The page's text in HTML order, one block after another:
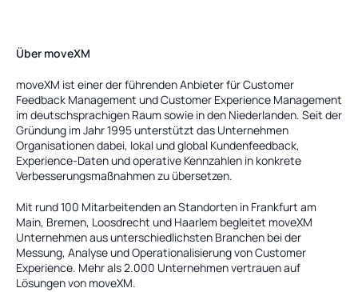
Über moveXM
moveXM ist einer der führenden Anbieter für Customer
Feedback Management und Customer Experience Management
im deutschsprachigen Raum sowie in den Niederlanden. Seit der
Gründung im Jahr 1995 unterstützt das Unternehmen
Organisationen dabei, lokal und global Kundenfeedback,
Experience-Daten und operative Kennzahlen in konkrete
Verbesserungsmaßnahmen zu übersetzen.
Mit rund 100 Mitarbeitenden an Standorten in Frankfurt am
Main, Bremen, Loosdrecht und Haarlem begleitet moveXM
Unternehmen aus unterschiedlichsten Branchen bei der
Messung, Analyse und Operationalisierung von Customer
Experience. Mehr als 2.000 Unternehmen vertrauen auf
Lösungen von moveXM.